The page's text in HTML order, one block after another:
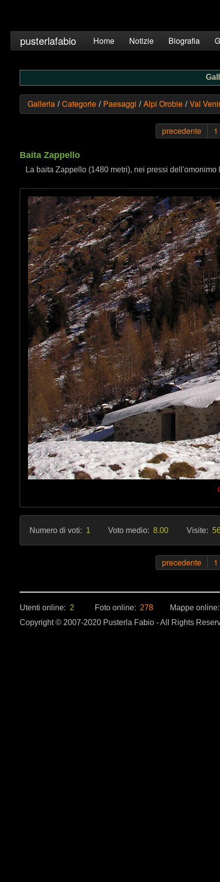
pusterlafabio Home Notizie Biografia
Galleria / Categorie / Paesaggi / Alpi Orobie / Val
precedente 1
Baita Zappello
La baita Zappello (1480 metri), nei pressi dell'omonimo
Numero di voti: 1 Voto medio: 8.00 Visite:
precedente 1
Utenti online: 2 Foto online: 278
Mappe
Copyright © 2007-2020 Pusterla Fabio - All Rights